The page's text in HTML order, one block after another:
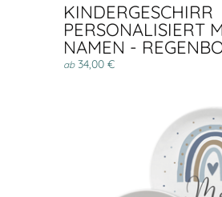
KINDERGESCHIRR
PERSONALISIERT
NAMEN -
ab34,00 €